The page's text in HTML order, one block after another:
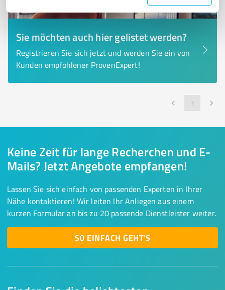
Sie möchten auch hier gelistet werden?
Registrieren Sie sich jetzt und werden Sie ein von
Kunden empfohlener ProvenExpert!
1
Keine Zeit für lange Recherchen und E-
Mails? Jetzt Angebote empfangen!
Lassen Sie sich einfach von passenden Experten in Ihrer
Nähe kontaktieren! Wir leiten Ihr Anliegen aus einem
kurzen Formular an bis zu 20 passende Dienstleister weiter.
SO EINFACH GEHT'S